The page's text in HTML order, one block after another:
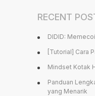
RECENT
DIDID:
[Tutorial] Cara
Mindset Kotak
Panduan
yang Menarik